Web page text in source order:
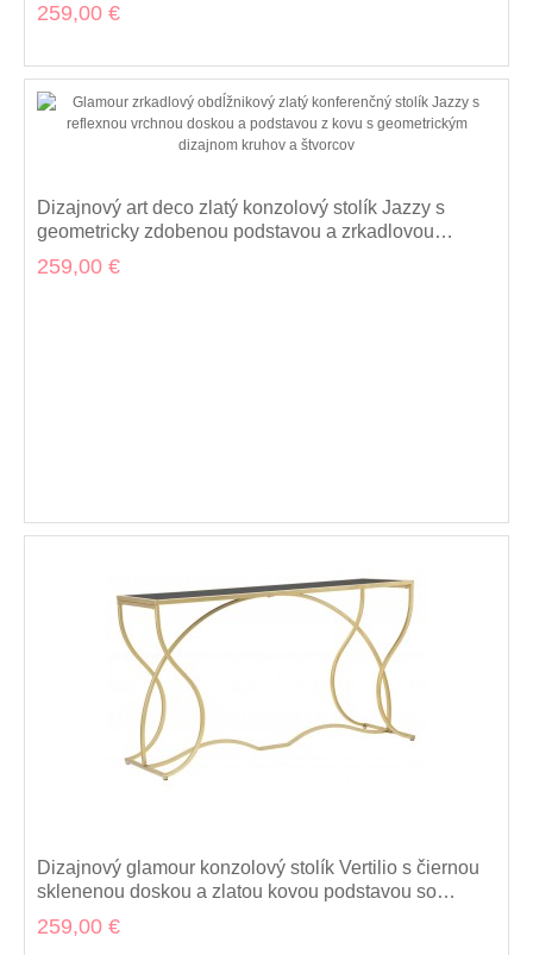
259,00 €
Dizajnový art deco zlatý konzolový stolík Jazzy s
geometricky zdobenou podstavou a zrkadlovou
vrchnou doskou 120 cm
259,00 €
Dizajnový glamour konzolový stolík Vertilio s čiernou
sklenenou doskou a zlatou kovou podstavou so
zvlnenými nohami 130 cm
259,00 €